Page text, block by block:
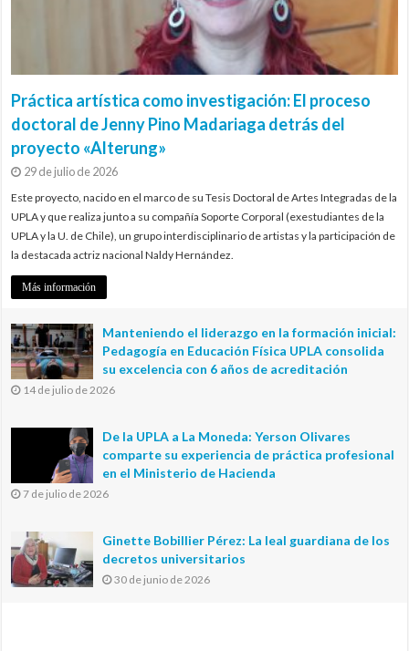
Práctica artística como investigación: El proceso
doctoral de Jenny Pino Madariaga detrás del
proyecto «Alterung»
29 de julio de 2026
Este proyecto, nacido en el marco de su Tesis Doctoral de Artes Integradas de la
UPLA y que realiza junto a su compañía Soporte Corporal (exestudiantes de la
UPLA y la U. de Chile), un grupo interdisciplinario de artistas y la participación de
la destacada actriz nacional Naldy Hernández.
Más información
Manteniendo el liderazgo en la formación inicial:
Pedagogía en Educación Física UPLA consolida
su excelencia con 6 años de acreditación
14 de julio de 2026
De la UPLA a La Moneda: Yerson Olivares
comparte su experiencia de práctica profesional
en el Ministerio de Hacienda
7 de julio de 2026
Ginette Bobillier Pérez: La leal guardiana de los
decretos universitarios
30 de junio de 2026